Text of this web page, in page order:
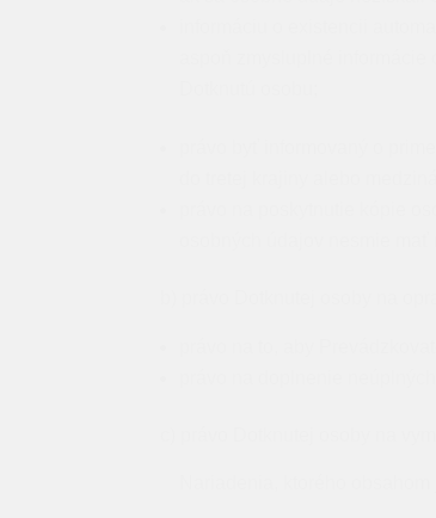
informáciu o existencii
aspoň zmysluplné
právo byť informovaný o
do tretej krajiny alebo
právo na poskytnutie kópie
osobných údajov nesmie
právo Dotknutej osoby na
právo na to, aby
právo na doplnenie
c)​​ právo Dotknutej osoby na